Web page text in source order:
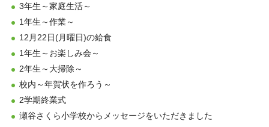
3年生～家庭生活～
1年生～作業～
12月22日(月曜日)の給食
1年生～お楽しみ会～
2年生～大掃除～
校内～年賀状を作ろう～
2学期終業式
瀬谷さくら小学校からメッセージをいただきました